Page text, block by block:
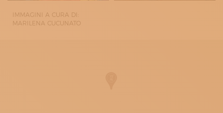
IMMAGINI A CURA DI:
MARILENA CUCUNATO